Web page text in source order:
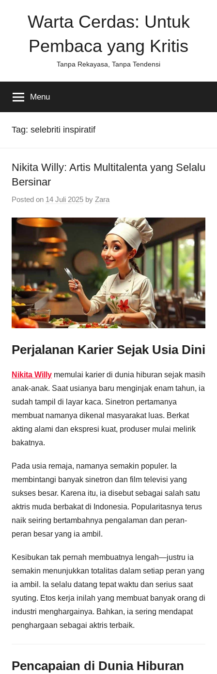
Warta Cerdas: Untuk
Pembaca yang Kritis
Tanpa Rekayasa, Tanpa Tendensi
Menu
Tag: selebriti inspiratif
Nikita Willy: Artis Multitalenta yang Selalu
Bersinar
Posted on 14 Juli 2025 by Zara
Perjalanan Karier Sejak Usia Dini
Nikita Willy memulai karier di dunia hiburan sejak masih
anak-anak. Saat usianya baru menginjak enam tahun, ia
sudah tampil di layar kaca. Sinetron pertamanya
membuat namanya dikenal masyarakat luas. Berkat
akting alami dan ekspresi kuat, produser mulai melirik
bakatnya.
Pada usia remaja, namanya semakin populer. Ia
membintangi banyak sinetron dan film televisi yang
sukses besar. Karena itu, ia disebut sebagai salah satu
aktris muda berbakat di Indonesia. Popularitasnya terus
naik seiring bertambahnya pengalaman dan peran-
peran besar yang ia ambil.
Kesibukan tak pernah membuatnya lengah—justru ia
semakin menunjukkan totalitas dalam setiap peran yang
ia ambil. Ia selalu datang tepat waktu dan serius saat
syuting. Etos kerja inilah yang membuat banyak orang di
industri menghargainya. Bahkan, ia sering mendapat
penghargaan sebagai aktris terbaik.
Pencapaian di Dunia Hiburan